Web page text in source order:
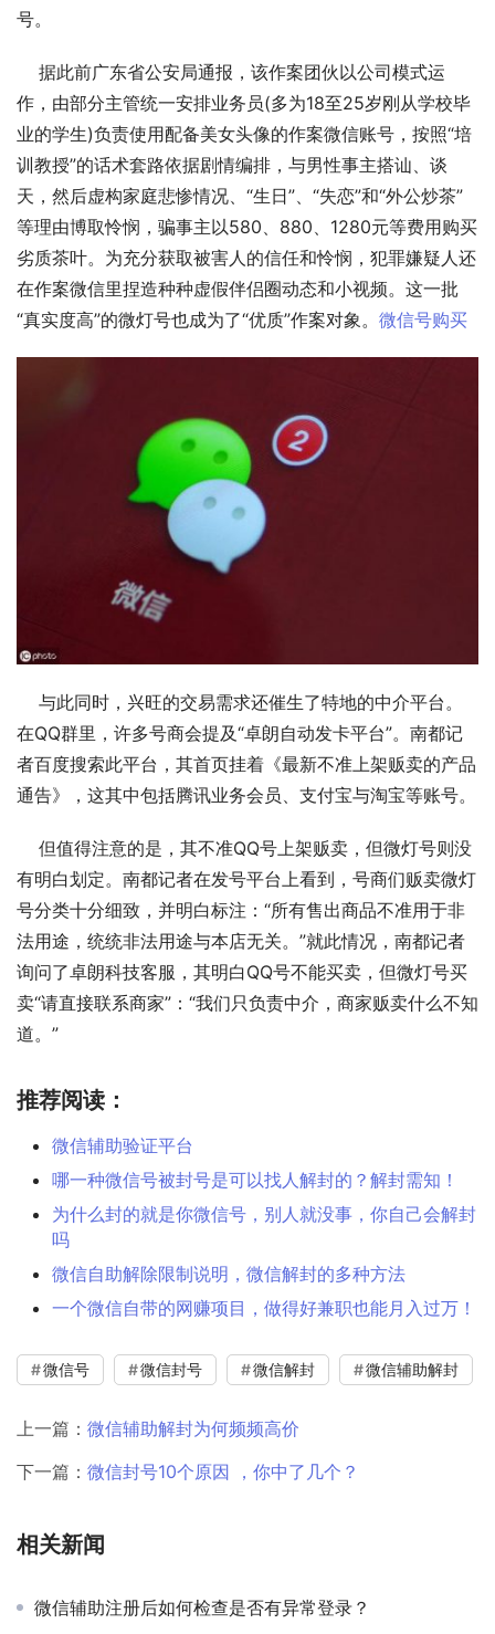
号。
据此前广东省公安局通报，该作案团伙以公司模式运
作，由部分主管统一安排业务员(多为18至25岁刚从学校毕
业的学生)负责使用配备美女头像的作案微信账号，按照“培
训教授”的话术套路依据剧情编排，与男性事主搭讪、谈
天，然后虚构家庭悲惨情况、“生日”、“失恋”和“外公炒茶”
等理由博取怜悯，骗事主以580、880、1280元等费用购买
劣质茶叶。为充分获取被害人的信任和怜悯，犯罪嫌疑人还
在作案微信里捏造种种虚假伴侣圈动态和小视频。这一批
“真实度高”的微灯号也成为了“优质”作案对象。 微信号购买
与此同时，兴旺的交易需求还催生了特地的中介平台。
在QQ群里，许多号商会提及“卓朗自动发卡平台”。南都记
者百度搜索此平台，其首页挂着《最新不准上架贩卖的产品
通告》，这其中包括腾讯业务会员、支付宝与淘宝等账号。
但值得注意的是，其不准QQ号上架贩卖，但微灯号则没
有明白划定。南都记者在发号平台上看到，号商们贩卖微灯
号分类十分细致，并明白标注：“所有售出商品不准用于非
法用途，统统非法用途与本店无关。”就此情况，南都记者
询问了卓朗科技客服，其明白QQ号不能买卖，但微灯号买
卖“请直接联系商家”：“我们只负责中介，商家贩卖什么不知
道。”
推荐阅读：
微信辅助验证平台
哪一种微信号被封号是可以找人解封的？解封需知！
为什么封的就是你微信号，别人就没事，你自己会解封
吗
微信自助解除限制说明，微信解封的多种方法
一个微信自带的网赚项目，做得好兼职也能月入过万！
微信号 微信封号 微信解封 微信辅助解封
上一篇： 微信辅助解封为何频频高价
下一篇： 微信封号10个原因 ，你中了几个？
相关新闻
微信辅助注册后如何检查是否有异常登录？